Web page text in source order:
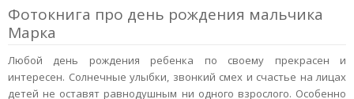
Фотокнига про день рождения мальчика
Марка
Любой день рождения ребенка по своему прекрасен и
интересен. Солнечные улыбки, звонкий смех и счастье на лицах
детей не оставят равнодушным ни одного взрослого. Особенно